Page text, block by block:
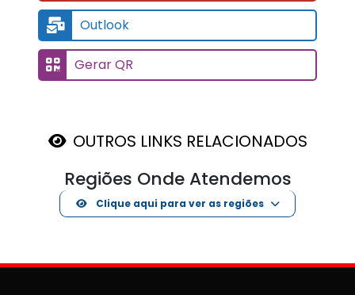
Outlook
Gerar QR
OUTROS LINKS RELACIONADOS
Regiões Onde Atendemos
Clique aqui para ver as regiões